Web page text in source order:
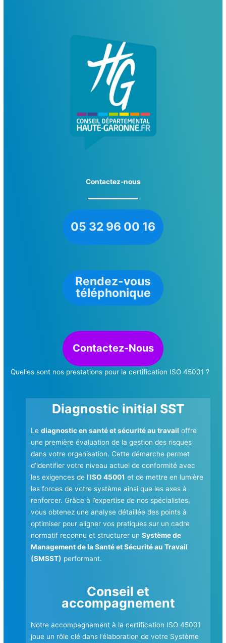
Contactez-nous
05 32 96 00 16
Rendez-vous
téléphonique
Contactez-Nous
Quelles sont nos prestations pour la certification ISO 45001 ?
Diagnostic initial SST
Lediagnostic en santé et sécurité au travail offre
une première évaluation de la gestion des risques
dans votre organisation. Cette démarche permet
d’identifier votre niveau actuel de conformité avec
les exigences de l’ISO 45001 et de mettre en lumière
les forces de votre système ainsi que les axes à
renforcer. Grâce à l’expertise de nos spécialistes,
vous obtenez une analyse détaillée des points à
optimiser pour aligner vos pratiques sur un cadre
normatif reconnu et structurer unSystème de
Management de la Santé et Sécurité au Travail
(SMSST) performant.
Conseil et
accompagnement
Notre accompagnement à la certification ISO 45001
joue un rôle clé dans l’élaboration de votre Système